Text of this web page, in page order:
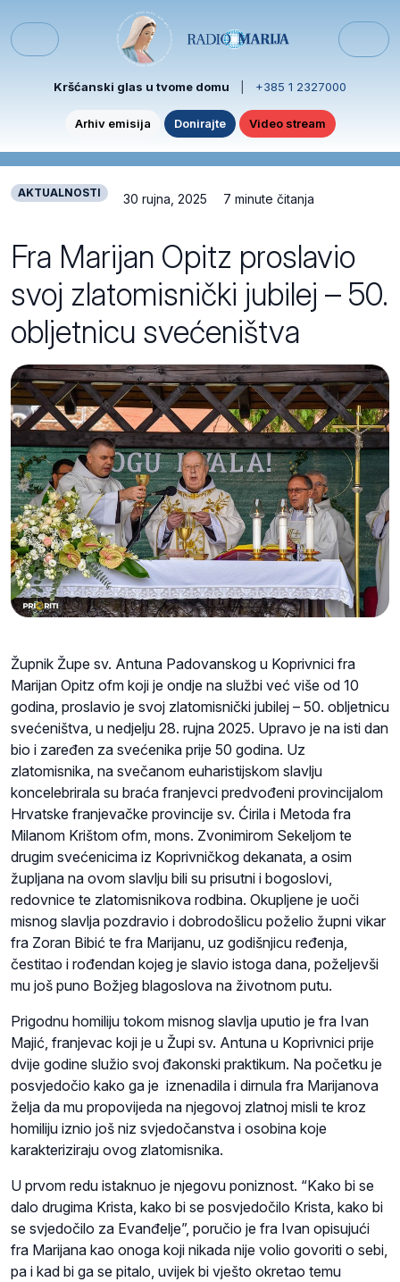
Menu
Kršćanski glas u tvome domu +385 1 2327000
Arhiv emisija Donirajte Video stream
AKTUALNOSTI 30 rujna, 2025 7 minute čitanja
Fra Marijan Opitz proslavio
svoj zlatomisnički jubilej – 50.
obljetnicu svećeništva
Župnik Župe sv. Antuna Padovanskog u Koprivnici fra
Marijan Opitz ofm koji je ondje na službi već više od 10
godina, proslavio je svoj zlatomisnički jubilej – 50. obljetnicu
svećeništva, u nedjelju 28. rujna 2025. Upravo je na isti dan
bio i zaređen za svećenika prije 50 godina. Uz
zlatomisnika, na svečanom euharistijskom slavlju
koncelebrirala su braća franjevci predvođeni provincijalom
Hrvatske franjevačke provincije sv. Ćirila i Metoda fra
Milanom Krištom ofm, mons. Zvonimirom Sekeljom te
drugim svećenicima iz Koprivničkog dekanata, a osim
župljana na ovom slavlju bili su prisutni i bogoslovi,
redovnice te zlatomisnikova rodbina. Okupljene je uoči
misnog slavlja pozdravio i dobrodošlicu poželio župni vikar
fra Zoran Bibić te fra Marijanu, uz godišnjicu ređenja,
čestitao i rođendan kojeg je slavio istoga dana, poželjevši
mu još puno Božjeg blagoslova na životnom putu.
Prigodnu homiliju tokom misnog slavlja uputio je fra Ivan
Majić, franjevac koji je u Župi sv. Antuna u Koprivnici prije
dvije godine služio svoj đakonski praktikum. Na početku je
posvjedočio kako ga je iznenadila i dirnula fra Marijanova
želja da mu propovijeda na njegovoj zlatnoj misli te kroz
homiliju iznio još niz svjedočanstva i osobina koje
karakteriziraju ovog zlatomisnika.
U prvom redu istaknuo je njegovu poniznost. “Kako bi se
dalo drugima Krista, kako bi se posvjedočilo Krista, kako bi
se svjedočilo za Evanđelje”, poručio je fra Ivan opisujući
fra Marijana kao onoga koji nikada nije volio govoriti o sebi,
pa i kad bi ga se pitalo, uvijek bi vješto okretao temu